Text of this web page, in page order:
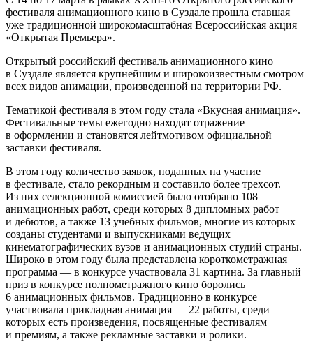
фестиваля анимационного кино в Суздале прошла ставшая
уже традиционной широкомасштабная Всероссийская акция
«Открытая Премьера».
Открытый российский фестиваль анимационного кино
в Суздале является крупнейшим и широкоизвестным смотром
всех видов анимации, произведенной на территории РФ.
Тематикой фестиваля в этом году стала «Вкусная анимация».
Фестивальные темы ежегодно находят отражение
в оформлении и становятся лейтмотивом официальной
заставки фестиваля.
В этом году количество заявок, поданных на участие
в фестивале, стало рекордным и составило более трехсот.
Из них селекционной комиссией было отобрано 108
анимационных работ, среди которых 8 дипломных работ
и дебютов, а также 13 учебных фильмов, многие из которых
созданы студентами и выпускниками ведущих
кинематографических вузов и анимационных студий страны.
Широко в этом году была представлена короткометражная
программа — в конкурсе участвовала 31 картина. За главный
приз в конкурсе полнометражного кино боролись
6 анимационных фильмов. Традиционно в конкурсе
участвовала прикладная анимация — 22 работы, среди
которых есть произведения, посвященные фестивалям
и премиям, а также рекламные заставки и ролики.